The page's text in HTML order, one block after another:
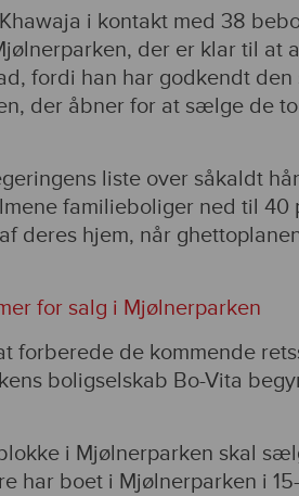
i kontakt med 38
der er klar til at
fordi han har godkendt den
der åbner for at sælge de
liste over såkaldt
familieboliger ned til 40
deres hjem, når
for salg i Mjølnerparken
forberede de kommende
boligselskab Bo-Vita
i Mjølnerparken skal
har boet i Mjølnerparken i